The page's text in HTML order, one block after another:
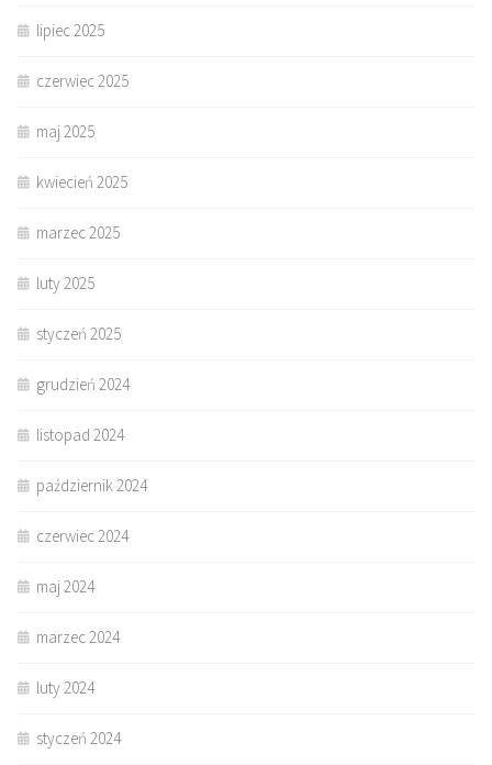
lipiec 2025
czerwiec 2025
maj 2025
kwiecień 2025
marzec 2025
luty 2025
styczeń 2025
grudzień 2024
listopad 2024
październik 2024
czerwiec 2024
maj 2024
marzec 2024
luty 2024
styczeń 2024